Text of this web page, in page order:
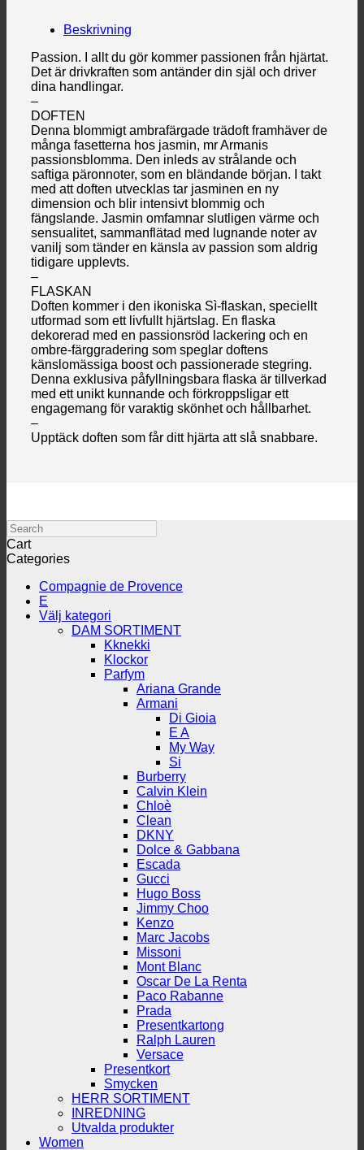
Beskrivning
Passion. I allt du gör kommer passionen från hjärtat.
Det är drivkraften som antänder din själ och driver
dina handlingar.
–
DOFTEN
Denna blommigt ambrafärgade trädoft framhäver de
många fasetterna hos jasmin, mr Armanis
passionsblomma. Den inleds av strålande och
saftiga päronnoter, som en bländande början. I takt
med att doften utvecklas tar jasminen en ny
dimension och blir intensivt blommig och
fängslande. Jasmin omfamnar slutligen värme och
sensualitet, sammanflätad med lugnande noter av
vanilj som tänder en känsla av passion som aldrig
tidigare upplevts.
–
FLASKAN
Doften kommer i den ikoniska Sì-flaskan, speciellt
utformad som ett livfullt hjärtslag. En flaska
dekorerad med en passionsröd lackering och en
ombre-färggradering som speglar doftens
känslomässiga boost och passionerade stegring.
Denna exklusiva påfyllningsbara flaska är tillverkad
med ett unikt kunnande och förkroppsligar ett
engagemang för varaktig skönhet och hållbarhet.
–
Upptäck doften som får ditt hjärta att slå snabbare.
Search
Cart
Categories
Compagnie de Provence
E
Välj kategori
DAM SORTIMENT
Kknekki
Klockor
Parfym
Ariana Grande
Armani
Di Gioia
E A
My Way
Si
Burberry
Calvin Klein
Chloè
Clean
DKNY
Dolce & Gabbana
Escada
Gucci
Hugo Boss
Jimmy Choo
Kenzo
Marc Jacobs
Missoni
Mont Blanc
Oscar De La Renta
Paco Rabanne
Prada
Presentkartong
Ralph Lauren
Versace
Presentkort
Smycken
HERR SORTIMENT
INREDNING
Utvalda produkter
Women